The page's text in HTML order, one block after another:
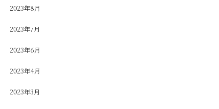
2023年8月
2023年7月
2023年6月
2023年4月
2023年3月